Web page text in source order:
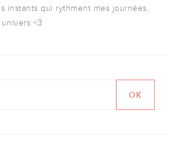
instants qui rythment mes journées.
<3